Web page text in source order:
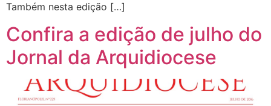
Também nesta edição […]
Confira a edição de julho do
Jornal da Arquidiocese